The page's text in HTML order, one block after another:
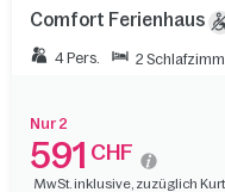
Comfort Ferienhaus
4 Pers. 2
Nur 2
591 CHF
MwSt. inklusive, zuzüglich